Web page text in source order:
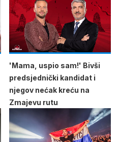
'Mama, uspio sam!' Bivši
predsjednički kandidat i
njegov nećak kreću na
Zmajevu rutu